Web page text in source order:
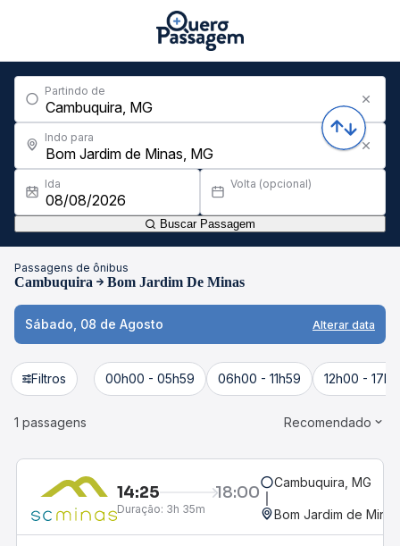
Partindo de
Indo para
Ida Volta (opcional)
Buscar Passagem
Passagens de ônibus
Cambuquira Bom Jardim De Minas
Sábado, 08 de Agosto Alterar data
Filtros 00h00 - 05h59 06h00 - 11h59 12h00 -
1 passagens Recomendado
14:25 18:00
Duração: 3h 35m
Cambuquira, MG
Bom Jardim de